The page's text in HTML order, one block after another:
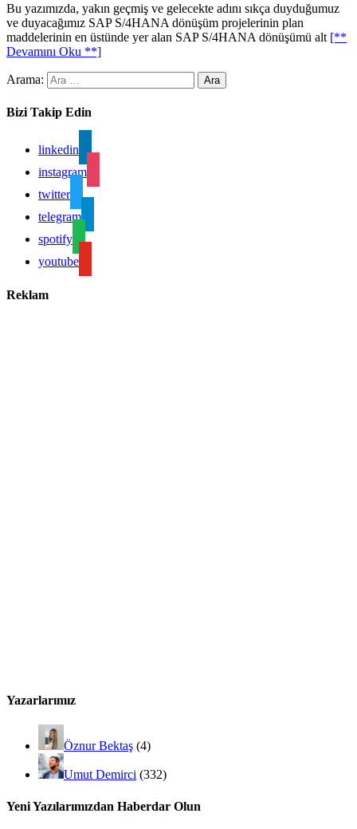
Bu yazımızda, yakın geçmiş ve gelecekte adını sıkça duyduğumuz
ve duyacağımız SAP S/4HANA dönüşüm projelerinin plan
maddelerinin en üstünde yer alan SAP S/4HANA dönüşümü alt [**
Devamını Oku **]
Arama:
Bizi Takip Edin
linkedin
instagram
twitter
telegram
spotify
youtube
Reklam
Yazarlarımız
Öznur Bektaş (4)
Umut Demirci (332)
Yeni Yazılarımızdan Haberdar Olun